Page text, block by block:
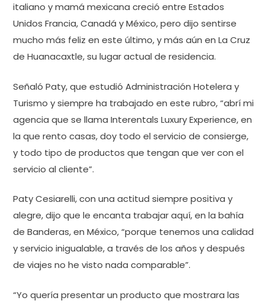
italiano y mamá mexicana creció entre Estados
Unidos Francia, Canadá y México, pero dijo sentirse
mucho más feliz en este último, y más aún en La Cruz
de Huanacaxtle, su lugar actual de residencia.
Señaló Paty, que estudió Administración Hotelera y
Turismo y siempre ha trabajado en este rubro, “abrí mi
agencia que se llama Interentals Luxury Experience, en
la que rento casas, doy todo el servicio de consierge,
y todo tipo de productos que tengan que ver con el
servicio al cliente”.
Paty Cesiarelli, con una actitud siempre positiva y
alegre, dijo que le encanta trabajar aquí, en la bahía
de Banderas, en México, “porque tenemos una calidad
y servicio inigualable, a través de los años y después
de viajes no he visto nada comparable”.
“Yo quería presentar un producto que mostrara las